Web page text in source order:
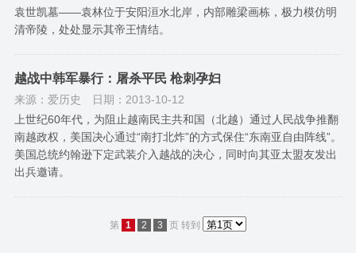
袁世凯墓——袁林位于安阳洹水北岸，内部雕梁画栋，极力模仿明
清帝陵，处处显示其帝王情结。
越战中韩军暴行：屠杀平民 枪刺孕妇
来源：爱历史
日期：2013-10-12
上世纪60年代，为阻止越南民主共和国（北越）通过人民战争推翻
南越政权，美国决心通过“南打北炸”的方式保住“东南亚自由阵线”。
美国总统约翰逊下定武装介入越战的决心，同时向其亚太盟友发出
出兵邀请。
第 1 2 3 页 转到